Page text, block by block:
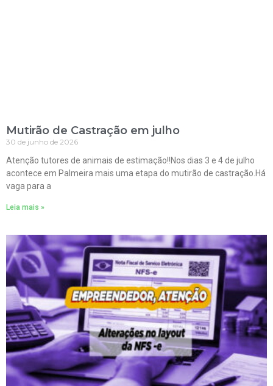
Mutirão de Castração em julho
30 de junho de 2026
Atenção tutores de animais de estimação!!Nos dias 3 e 4 de julho
acontece em Palmeira mais uma etapa do mutirão de castração.Há
vaga para a
Leia mais »